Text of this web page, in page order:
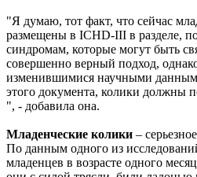
"Я думаю, тот факт, что сейчас
размещены в ICHD-III в разделе,
синдромам, которые могут быть
совершенно верный подход,
изменившимися научными
этого документа, колики должны
", - добавила она.
Младенческие колики –
По данным одного из
младенцев в возрасте одного